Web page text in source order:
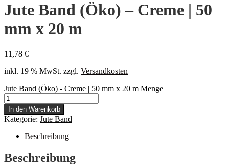
Jute Band (Öko) – Creme | 50
mm x 20 m
11,78 €
inkl. 19 % MwSt. zzgl. Versandkosten
Jute Band (Öko) - Creme | 50 mm x 20 m Menge
In den Warenkorb
Kategorie: Jute Band
Beschreibung
Beschreibung